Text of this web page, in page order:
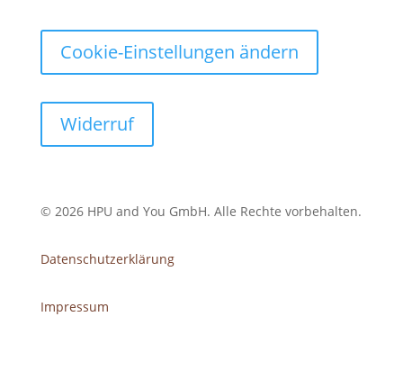
Cookie-Einstellungen ändern
Widerruf
© 2026 HPU and You GmbH. Alle Rechte vorbehalten.
Datenschutzerklärung
Impressum